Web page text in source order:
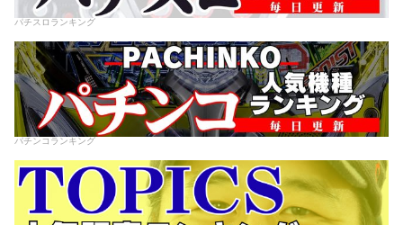
パチスロランキング
パチンコランキング